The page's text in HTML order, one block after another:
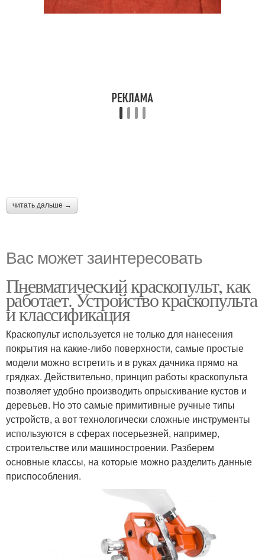
читать дальше →
Вас может заинтересовать
Пневматический краскопульт, как
работает. Устройство краскопульта
и классификация
Краскопульт используется не только для нанесения
покрытия на какие-либо поверхности, самые простые
модели можно встретить и в руках дачника прямо на
грядках. Действительно, принцип работы краскопульта
позволяет удобно производить опрыскивание кустов и
деревьев. Но это самые примитивные ручные типы
устройств, а вот технологически сложные инструменты
используются в сферах посерьезней, например,
строительстве или машиностроении. Разберем
основные классы, на которые можно разделить данные
приспособления.